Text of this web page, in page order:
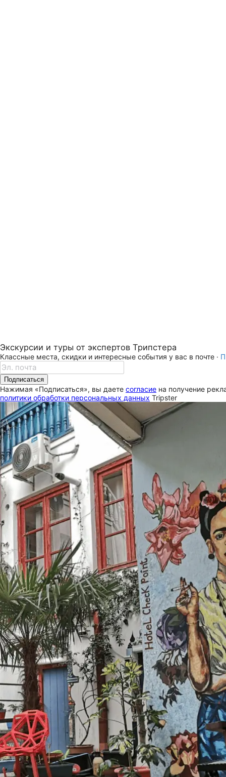
Экскурсии и туры от экспертов Трипстера
Классные места, скидки и интересные события у вас в почте ·
Подписаться
Нажимая «Подписаться», вы даете согласие на получение
политики обработки персональных данных Tripster